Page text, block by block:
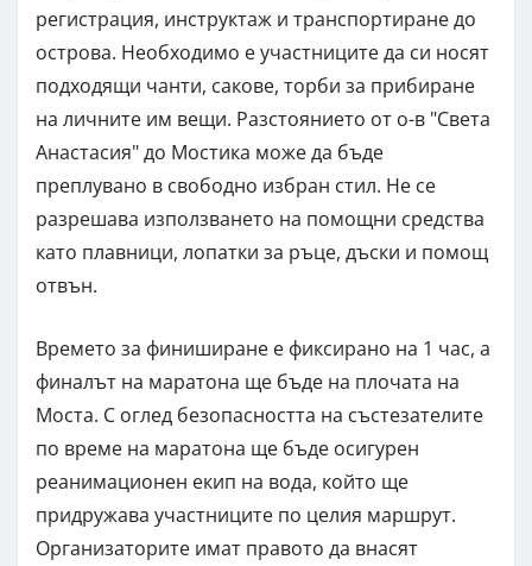
регистрация, инструктаж и транспортиране до
острова. Необходимо е участниците да си носят
подходящи чанти, сакове, торби за прибиране
на личните им вещи. Разстоянието от о-в "Света
Анастасия" до Мостика може да бъде
преплувано в свободно избран стил. Не се
разрешава използването на помощни средства
като плавници, лопатки за ръце, дъски и помощ
отвън.
Времето за финиширане е фиксирано на 1 час, а
финалът на маратона ще бъде на плочата на
Моста. С оглед безопасността на състезателите
по време на маратона ще бъде осигурен
реанимационен екип на вода, който ще
придружава участниците по целия маршрут.
Организаторите имат правото да внасят